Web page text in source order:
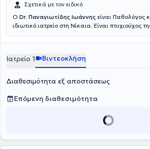
Σχετικά με τον ειδικό
Ο Dr. Παναγιωτίδης Ιωάννης είναι Παθολόγος
ιδιωτικό ιατρείο στη Νίκαια. Είναι πτυχιούχος
ακολούθως ειδικεύθηκε στην Παθολογία στη
"Αλεξάνδρα". Τέλος, ο γιατρός συνεργάζεται με
στο ιδιωτικό του ιατρείο προσφέρει πλήθος
εξατομικευμένες για τις ανάγκες εκάστοτε
Ιατρείο 1 Βιντεοκλήση
Διαθεσιμότητα εξ αποστάσεως
Επόμενη διαθεσιμότητα